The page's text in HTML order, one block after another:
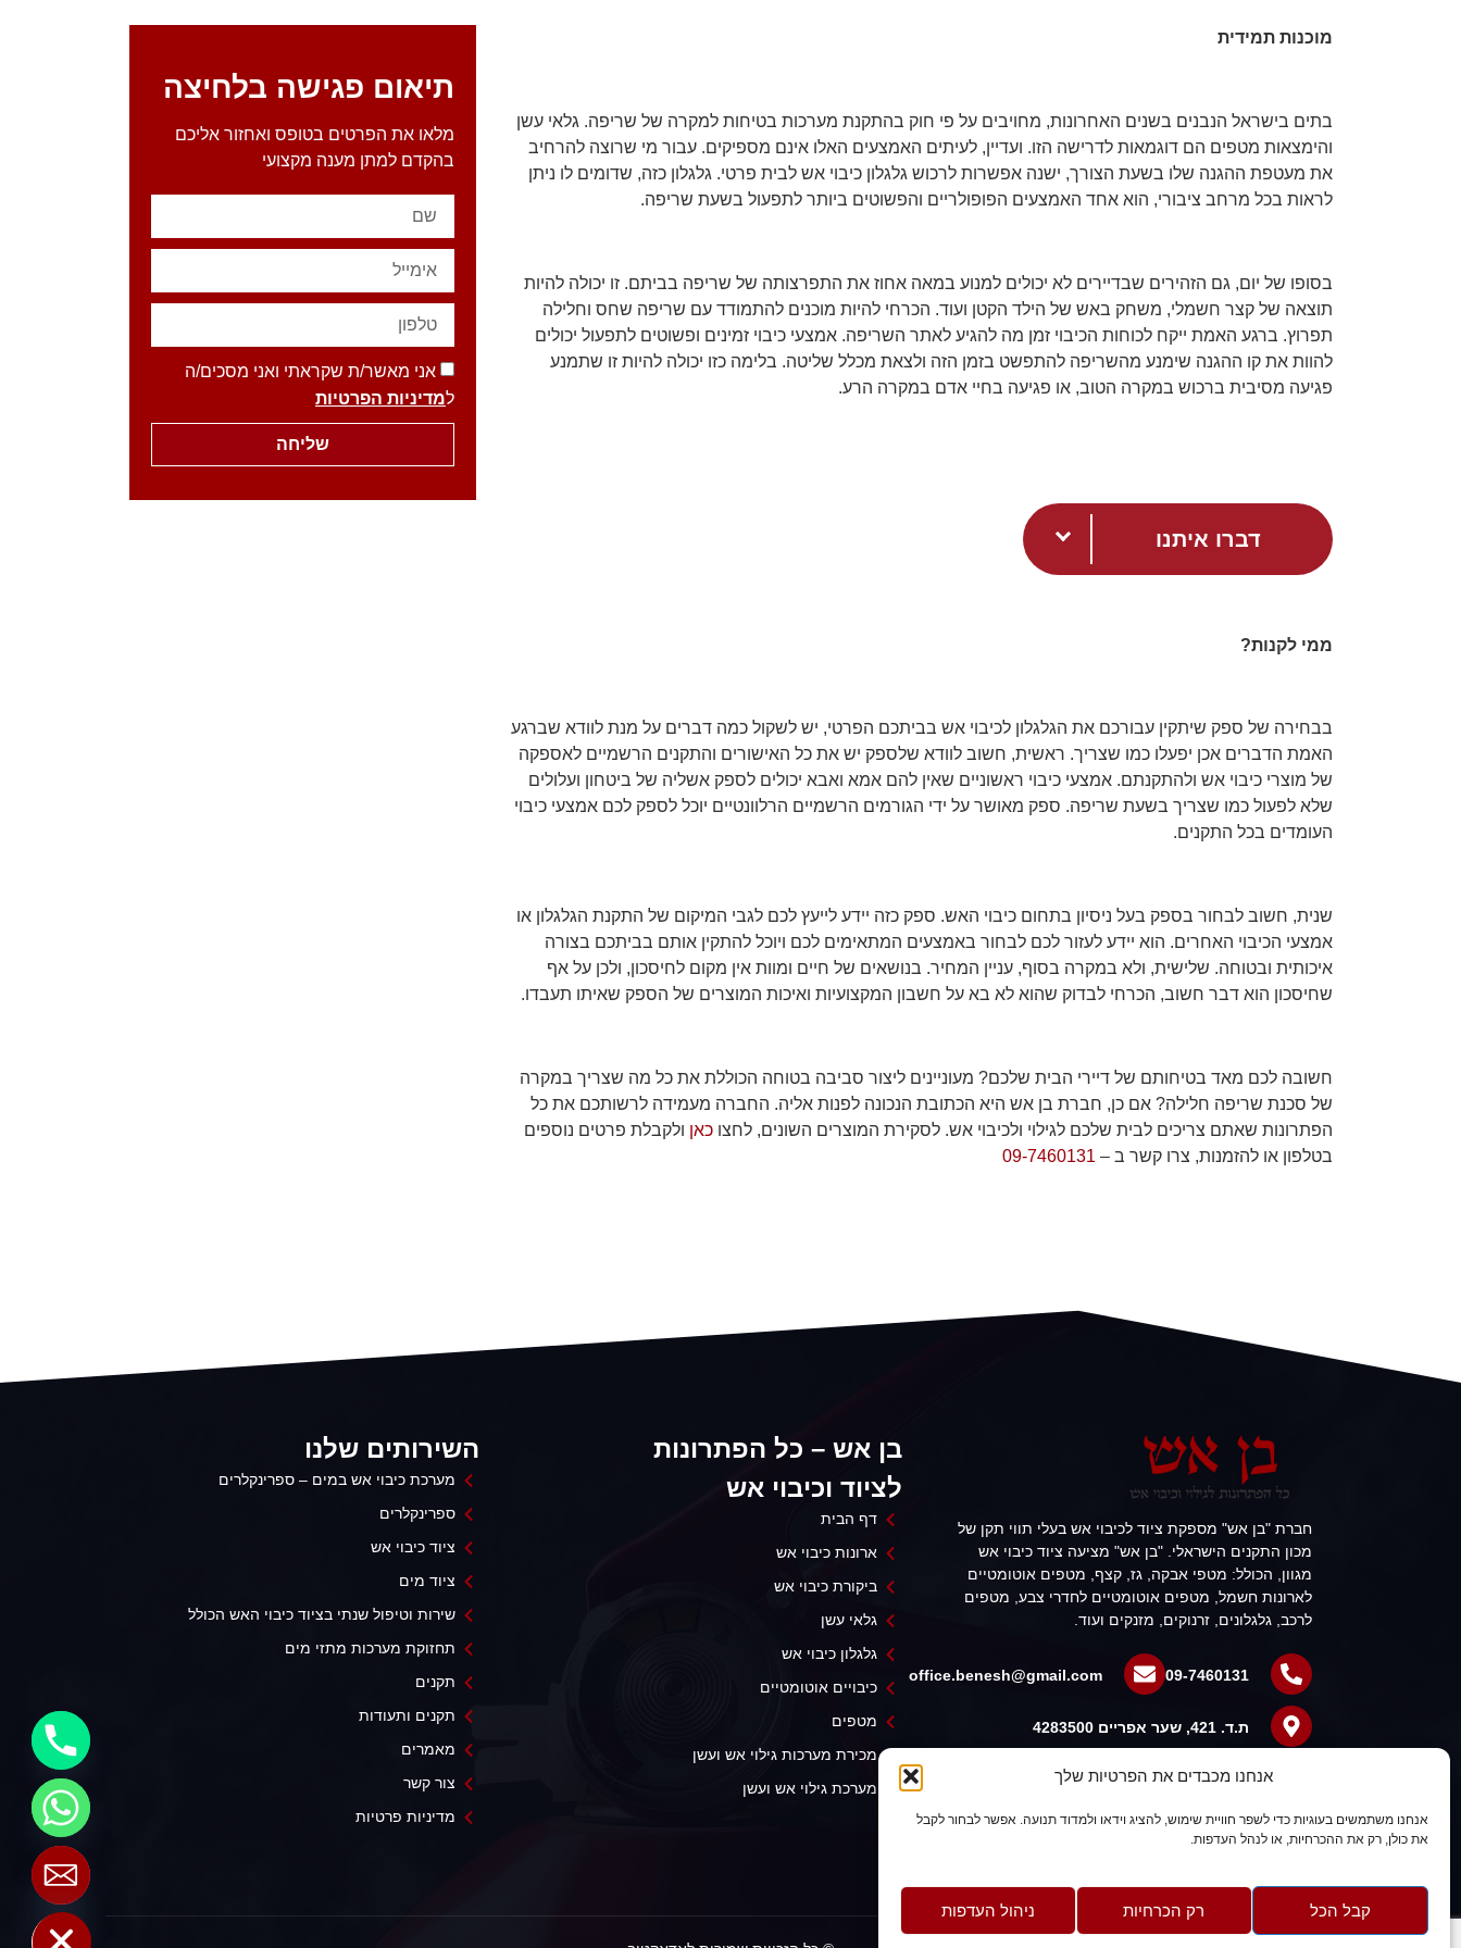
אנחנו מכבדים את הפרטיות שלך
אנחנו משתמשים בעוגיות כדי לשפר חוויית שימוש, להציג וידאו ולמדוד תנועה. אפשר לבחור לקבל
את כולן, רק את ההכרחיות, או לנהל העדפות.
קבל הכל רק הכרחיות ניהול העדפות
מוכנות תמידית
בתים בישראל הנבנים בשנים האחרונות, מחויבים על פי חוק בהתקנת מערכות בטיחות למקרה של שריפה. גלאי עשן
והימצאות מטפים הם דוגמאות לדרישה הזו. ועדיין, לעיתים האמצעים האלו אינם מספיקים. עבור מי שרוצה להרחיב
את מעטפת ההגנה שלו בשעת הצורך, ישנה אפשרות לרכוש גלגלון כיבוי אש לבית פרטי. גלגלון כזה, שדומים לו ניתן
לראות בכל מרחב ציבורי, הוא אחד האמצעים הפופולריים והפשוטים ביותר לתפעול בשעת שריפה.
בסופו של יום, גם הזהירים שבדיירים לא יכולים למנוע במאה אחוז את התפרצותה של שריפה בביתם. זו יכולה להיות
תוצאה של קצר חשמלי, משחק באש של הילד הקטן ועוד. הכרחי להיות מוכנים להתמודד עם שריפה שחס וחלילה
תפרוץ. ברגע האמת ייקח לכוחות הכיבוי זמן מה להגיע לאתר השריפה. אמצעי כיבוי זמינים ופשוטים לתפעול יכולים
להוות את קו ההגנה שימנע מהשריפה להתפשט בזמן הזה ולצאת מכלל שליטה. בלימה כזו יכולה להיות זו שתמנע
פגיעה מסיבית ברכוש במקרה הטוב, או פגיעה בחיי אדם במקרה הרע.
דברו איתנו
ממי לקנות?
בבחירה של ספק שיתקין עבורכם את הגלגלון לכיבוי אש בביתכם הפרטי, יש לשקול כמה דברים על מנת לוודא שברגע
האמת הדברים אכן יפעלו כמו שצריך. ראשית, חשוב לוודא שלספק יש את כל האישורים והתקנים הרשמיים לאספקה
של מוצרי כיבוי אש ולהתקנתם. אמצעי כיבוי ראשוניים שאין להם אמא ואבא יכולים לספק אשליה של ביטחון ועלולים
שלא לפעול כמו שצריך בשעת שריפה. ספק מאושר על ידי הגורמים הרשמיים הרלוונטיים יוכל לספק לכם אמצעי כיבוי
העומדים בכל התקנים.
שנית, חשוב לבחור בספק בעל ניסיון בתחום כיבוי האש. ספק כזה יידע לייעץ לכם לגבי המיקום של התקנת הגלגלון או
אמצעי הכיבוי האחרים. הוא יידע לעזור לכם לבחור באמצעים המתאימים לכם ויוכל להתקין אותם בביתכם בצורה
איכותית ובטוחה. שלישית, ולא במקרה בסוף, עניין המחיר. בנושאים של חיים ומוות אין מקום לחיסכון, ולכן על אף
שחיסכון הוא דבר חשוב, הכרחי לבדוק שהוא לא בא על חשבון המקצועיות ואיכות המוצרים של הספק שאיתו תעבדו.
חשובה לכם מאד בטיחותם של דיירי הבית שלכם? מעוניינים ליצור סביבה בטוחה הכוללת את כל מה שצריך במקרה
של סכנת שריפה חלילה? אם כן, חברת בן אש היא הכתובת הנכונה לפנות אליה. החברה מעמידה לרשותכם את כל
הפתרונות שאתם צריכים לבית שלכם לגילוי ולכיבוי אש. לסקירת המוצרים השונים, לחצו כאן ולקבלת פרטים נוספים
בטלפון או להזמנות, צרו קשר ב – 09-7460131
תיאום פגישה בלחיצה
מלאו את הפרטים בטופס ואחזור אליכם
בהקדם למתן מענה מקצועי
אני מאשר/ת שקראתי ואני מסכים/ה
למדיניות הפרטיות
שליחה
חברת "בן אש" מספקת ציוד לכיבוי אש בעלי תווי תקן של
מכון התקנים הישראלי. "בן אש" מציעה ציוד כיבוי אש
מגוון, הכולל: מטפי אבקה, גז, קצף, מטפים אוטומטיים
לארונות חשמל, מטפים אוטומטיים לחדרי צבע, מטפים
לרכב, גלגלונים, זרנוקים, מזנקים ועוד.
09-7460131
office.benesh@gmail.com
ת.ד. 421, שער אפריים 4283500
בן אש – כל הפתרונות
לציוד וכיבוי אש
דף הבית
ארונות כיבוי אש
ביקורת כיבוי אש
גלאי עשן
גלגלון כיבוי אש
כיבויים אוטומטיים
מטפים
מכירת מערכות גילוי אש ועשן
מערכת גילוי אש ועשן
השירותים שלנו
מערכת כיבוי אש במים – ספרינקלרים
ספרינקלרים
ציוד כיבוי אש
ציוד מים
שירות וטיפול שנתי בציוד כיבוי האש הכולל
תחזוקת מערכות מתזי מים
תקנים
תקנים ותעודות
מאמרים
צור קשר
מדיניות פרטיות
Hide chaty